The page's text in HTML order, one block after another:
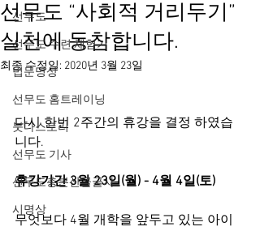
선무도
선무도 수련 체험기
법문명상
선무도 홈트레이닝
붓다스토리
선무도 기사
선무도총본산골굴사
시명상
선무도 “사회적 거리두기”
실천에 동참합니다.
최종 수정일: 2020년 3월 23일
다시 한번 2주간의 휴강을 결정 하였습
니다.
휴강기간 3월 23일(월) - 4월 4일(토)
무엇보다 4월 개학을 앞두고 있는 아이